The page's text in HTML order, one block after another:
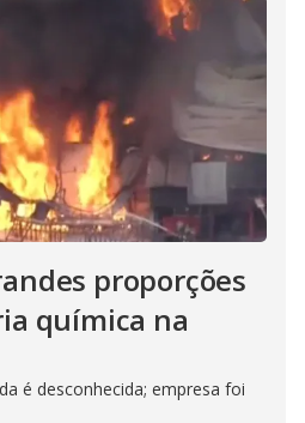
proporções
química na
é desconhecida; empresa foi